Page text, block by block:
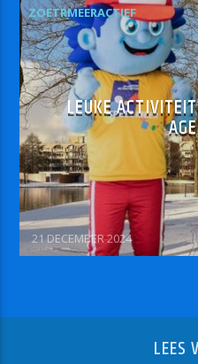
ZOETRMEERACTIEF
LEUKE
21 DECEMBER 2024
LEES